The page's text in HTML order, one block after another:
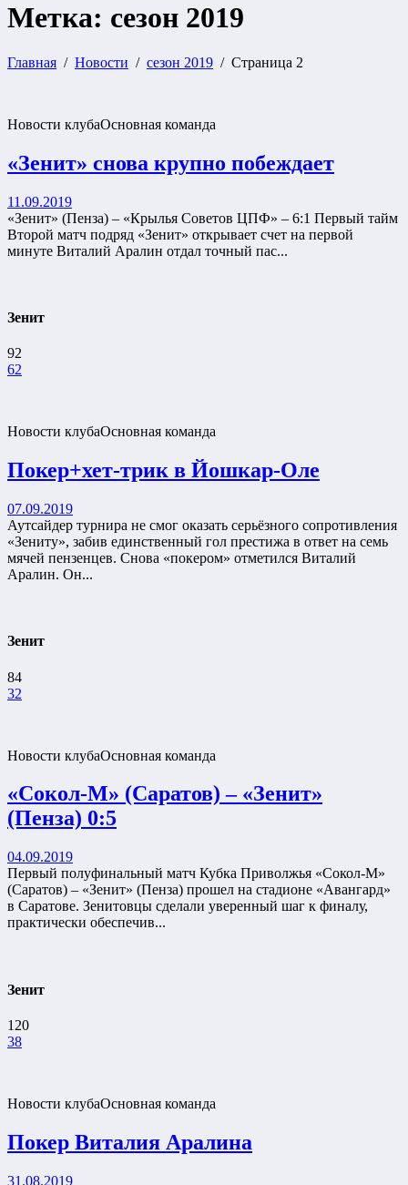
Метка: сезон 2019
Главная Новости сезон 2019 Страница 2
Новости клубаОсновная команда
«Зенит» снова крупно побеждает
11.09.2019
«Зенит» (Пенза) – «Крылья Советов ЦПФ» – 6:1 Первый тайм
Второй матч подряд «Зенит» открывает счет на первой
минуте Виталий Аралин отдал точный пас...
Зенит
92
62
Новости клубаОсновная команда
Покер+хет-трик в Йошкар-Оле
07.09.2019
Аутсайдер турнира не смог оказать серьёзного сопротивления
«Зениту», забив единственный гол престижа в ответ на семь
мячей пензенцев. Снова «покером» отметился Виталий
Аралин. Он...
Зенит
84
32
Новости клубаОсновная команда
«Сокол-М» (Саратов) – «Зенит»
(Пенза) 0:5
04.09.2019
Первый полуфинальный матч Кубка Приволжья «Сокол-М»
(Саратов) – «Зенит» (Пенза) прошел на стадионе «Авангард»
в Саратове. Зенитовцы сделали уверенный шаг к финалу,
практически обеспечив...
Зенит
120
38
Новости клубаОсновная команда
Покер Виталия Аралина
31.08.2019